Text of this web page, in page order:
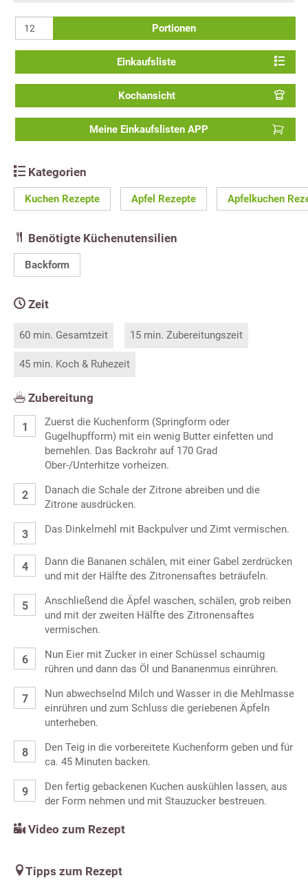
Portionen
Einkaufsliste
Kochansicht
Meine Einkaufslisten APP
Kategorien
Kuchen Rezepte Apfel Rezepte Apfelkuchen
Benötigte Küchenutensilien
Backform
Zeit
60 min. Gesamtzeit 15 min. Zubereitungszeit
45 min. Koch & Ruhezeit
Zubereitung
Zuerst die Kuchenform (Springform oder
Gugelhupfform) mit ein wenig Butter einfetten und
bemehlen. Das Backrohr auf 170 Grad
Ober-/Unterhitze vorheizen.
Danach die Schale der Zitrone abreiben und die
Zitrone ausdrücken.
Das Dinkelmehl mit Backpulver und Zimt vermischen.
Dann die Bananen schälen, mit einer Gabel zerdrücken
und mit der Hälfte des Zitronensaftes beträufeln.
Anschließend die Äpfel waschen, schälen, grob reiben
und mit der zweiten Hälfte des Zitronensaftes
vermischen.
Nun Eier mit Zucker in einer Schüssel schaumig
rühren und dann das Öl und Bananenmus einrühren.
Nun abwechselnd Milch und Wasser in die Mehlmasse
einrühren und zum Schluss die geriebenen Äpfeln
unterheben.
Den Teig in die vorbereitete Kuchenform geben und für
ca. 45 Minuten backen.
Den fertig gebackenen Kuchen auskühlen lassen, aus
der Form nehmen und mit Stauzucker bestreuen.
Video zum Rezept
Tipps zum Rezept